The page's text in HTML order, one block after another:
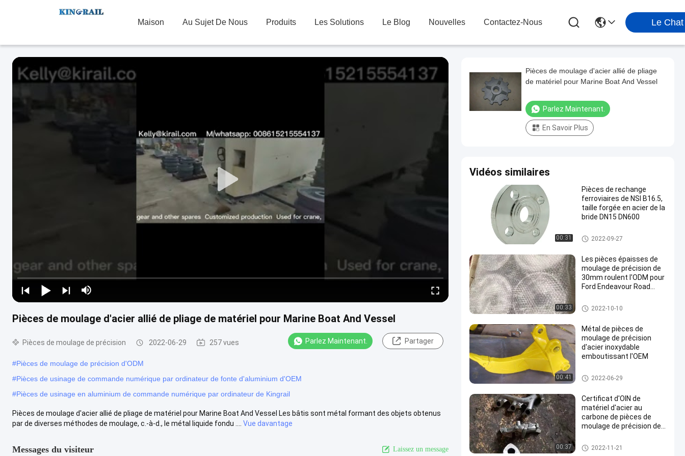
Maison Au Sujet De Nous Produits Les Solutions Le Blog Nouvelles Contactez-Nous Le Chat
Pièces de moulage d'acier allié de pliage de matériel pour Marine Boat And Vessel
Pièces de moulage de précision 2022-06-29 257 vues Parlez Maintenant. Partager
#Pièces de moulage de précision d'ODM
#Pièces de usinage de commande numérique par ordinateur de fonte d'aluminium d'OEM
#Pièces de usinage en aluminium de commande numérique par ordinateur de Kingrail
Pièces de moulage d'acier allié de pliage de matériel pour Marine Boat And Vessel Les bâtis sont métal formant des objets obtenus
par de diverses méthodes de moulage, c.-à-d., le métal liquide fondu ....
Vue davantage
Messages du visiteur Laissez un message
Pièces de moulage d'acier allié de pliage
de matériel pour Marine Boat And Vessel
Parlez Maintenant.
En Savoir Plus
Vidéos similaires
00:31
Pièces de rechange
ferroviaires de NSI B16.5,
taille forgée en acier de la
bride DN15 DN600
Pièces de rechange ferroviaire
s
2022-09-27
00:33
Les pièces épaisses de
moulage de précision de
30mm roulent l'ODM pour
Ford Endeavour Road
Pièces de moulage de précisio
n
2022-10-10
00:41
Métal de pièces de
moulage de précision
d'acier inoxydable
emboutissant l'OEM
Pièces de moulage de précisio
n
2022-06-29
00:37
Certificat d'OIN de
matériel d'acier au
carbone de pièces de
moulage de précision de
Pièces de moulage de précisio
n
2022-11-21